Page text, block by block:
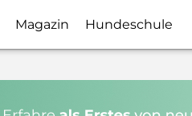
Magazin Hundeschule